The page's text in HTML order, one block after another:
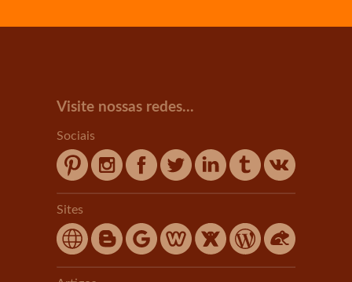
Visite nossas redes...
Sociais
Sites